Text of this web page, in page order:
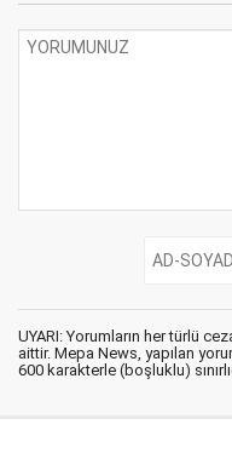
UYARI: Yorumların her türlü
aittir. Mepa News, yapılan
600 karakterle (boşluklu)